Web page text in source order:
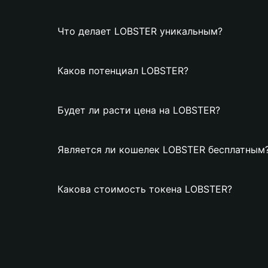
Что делает LOBSTER уникальным?
Каков потенциал LOBSTER?
Будет ли расти цена на LOBSTER?
Является ли кошелек LOBSTER
Какова стоимость токена LOBSTER?